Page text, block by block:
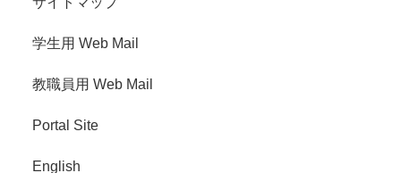
学生用 Web Mail
教職員用 Web Mail
Portal Site
English